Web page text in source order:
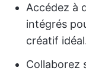
Accédez à
intégrés
créatif
Collaborez